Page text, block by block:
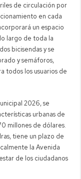
de circulación por
en cada
un espacio
largo de toda la
bicisendas y se
y semáforos,
todos los usuarios de
2026, se
urbanas de
millones de dólares.
tiene un plazo de
la Avenida
de los ciudadanos